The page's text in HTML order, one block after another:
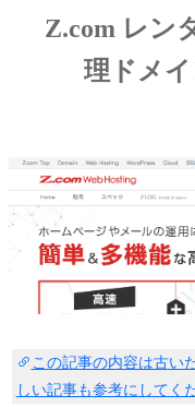
Z.com レン
理ドメ
この記事の内容は古い
しい記事も参考にしてく